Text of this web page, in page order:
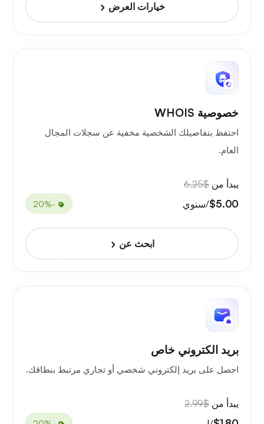
خيارات العرض
خصوصية WHOIS
احتفظ بتفاصيلك الشخصية مخفية عن سجلات المجال
العام.
يبدأ من $6.25
$5.00/سنوي -20%
ابحث عن
بريد الكتروني خاص
احصل على بريد إلكتروني شخصي أو تجاري مرتبط بنطاقك.
يبدأ من $2.99